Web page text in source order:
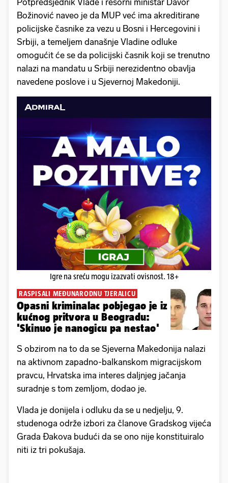
Potpredsjednik Vlade i resorni ministar Davor
Božinović naveo je da MUP već ima akreditirane
policijske časnike za vezu u Bosni i Hercegovini i
Srbiji, a temeljem današnje Vladine odluke
omogućit će se da policijski časnik koji se trenutno
nalazi na mandatu u Srbiji nerezidentno obavlja
navedene poslove i u Sjevernoj Makedoniji.
Igre na sreću mogu izazvati ovisnost. 18+
RASPISALI MEĐUNARODNU TJERALICU
Opasni kriminalac pobjegao je iz
kućnog pritvora u Beogradu:
'Skinuo je nanogicu pa nestao'
S obzirom na to da se Sjeverna Makedonija nalazi
na aktivnom zapadno-balkanskom migracijskom
pravcu, Hrvatska ima interes daljnjeg jačanja
suradnje s tom zemljom, dodao je.
Vlada je donijela i odluku da se u nedjelju, 9.
studenoga održe izbori za članove Gradskog vijeća
Grada Đakova budući da se ono nije konstituiralo
niti iz tri pokušaja.